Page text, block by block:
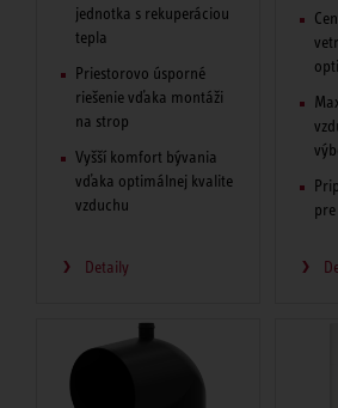
jednotka s rekuperáciou
tepla
Priestorovo úsporné
riešenie vďaka montáži
na strop
Vyšší komfort bývania
vďaka optimálnej kvalite
vzduchu
Detaily